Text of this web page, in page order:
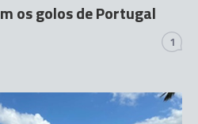
os golos de Portugal
1